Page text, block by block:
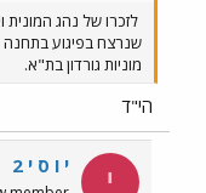
לזכרו של נהג המונית
שנרצח בפיגוע
מוניות גורדון בת"א.
הי"ד
י י ו ס י 2